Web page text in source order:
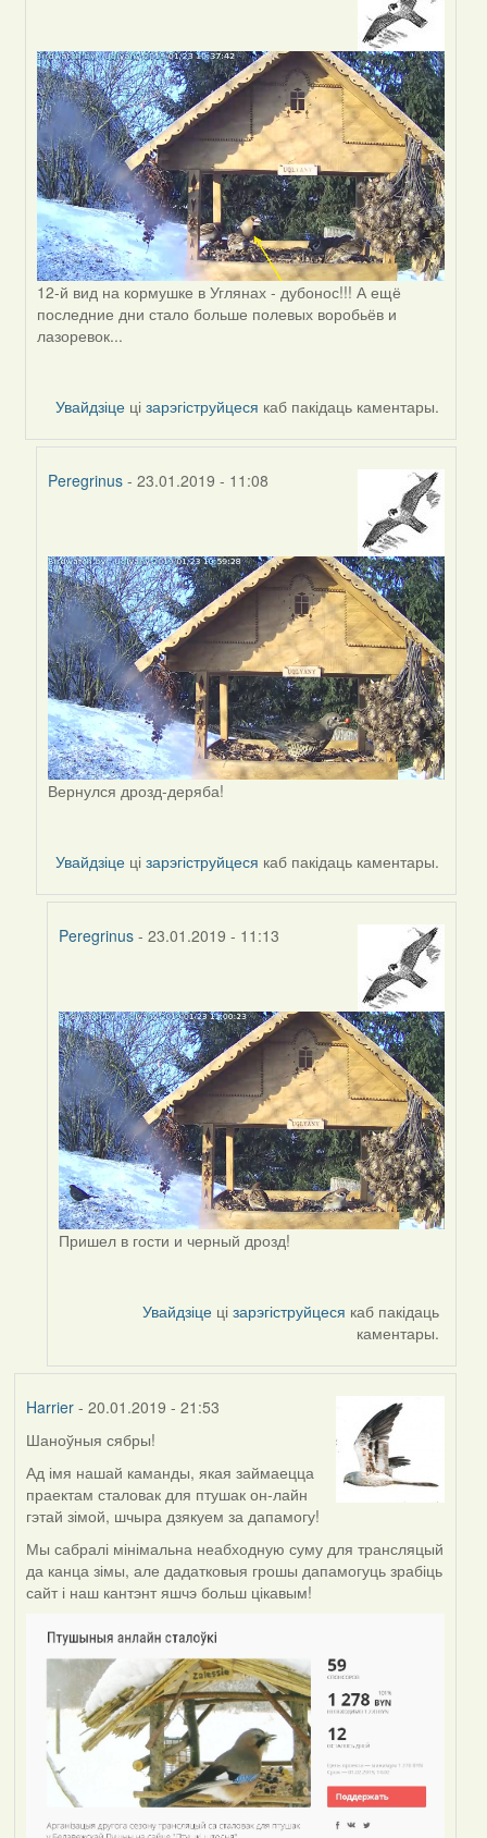
to
by
Светлана
12-й вид на кормушке в Углянах - дубонос!!! А ещё
последние дни стало больше полевых воробьёв и
лазоревок...
Увайдзіце цізарэгіструйцеся каб пакідаць каментары.
Peregrinus - 23.01.2019 - 11:08
to
by
Peregrinus
Вернулся дрозд-деряба!
Увайдзіце цізарэгіструйцеся каб пакідаць каментары.
Peregrinus- 23.01.2019 - 11:13
to
by
Peregrinus
Пришел в гости и черный дрозд!
Увайдзіце цізарэгіструйцеся каб пакідаць
каментары.
Harrier- 20.01.2019 - 21:53
Шаноўныя сябры!
Ад імя нашай каманды, якая займаецца
праектам сталовак для птушак он-лайн
гэтай зімой, шчыра дзякуем за дапамогу!
Мы сабралі мінімальна неабходную суму для трансляцый
да канца зімы, але дадатковыя грошы дапамогуць зрабіць
сайт і наш кантэнт яшчэ больш цікавым!